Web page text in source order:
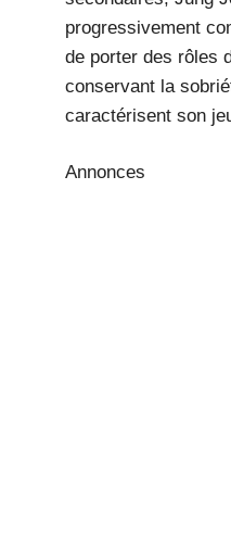
progressivement
de porter des rôles
conservant la
caractérisent son
Annonces